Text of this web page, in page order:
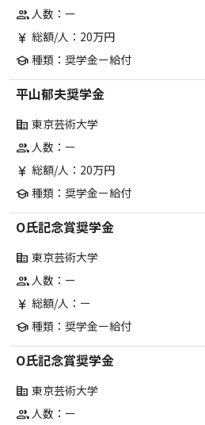
group人数：ー
currency_yen 総額/人：20万円
school 種類：奨学金ー給付
平山郁夫奨学金
corporate_fare 東京芸術大学
group人数：ー
currency_yen 総額/人：20万円
school 種類：奨学金ー給付
O氏記念賞奨学金
corporate_fare 東京芸術大学
group人数：ー
currency_yen 総額/人：ー
school 種類：奨学金ー給付
O氏記念賞奨学金
corporate_fare 東京芸術大学
group人数：ー